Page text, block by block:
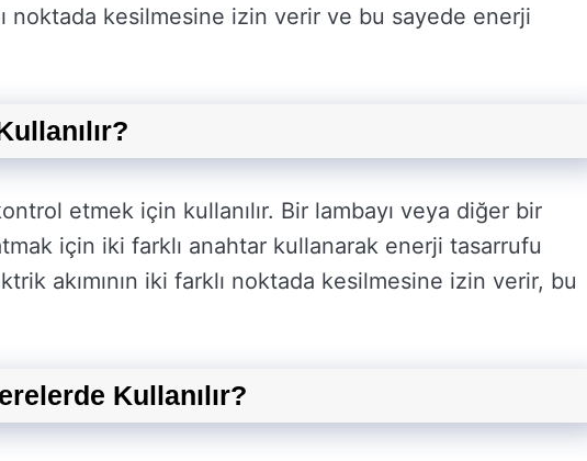
noktada kesilmesine izin verir ve bu sayede enerji
etmek için kullanılır. Bir lambayı veya diğer bir
için iki farklı anahtar kullanarak enerji tasarrufu
akımının iki farklı noktada kesilmesine izin verir, bu
Kullanılır?